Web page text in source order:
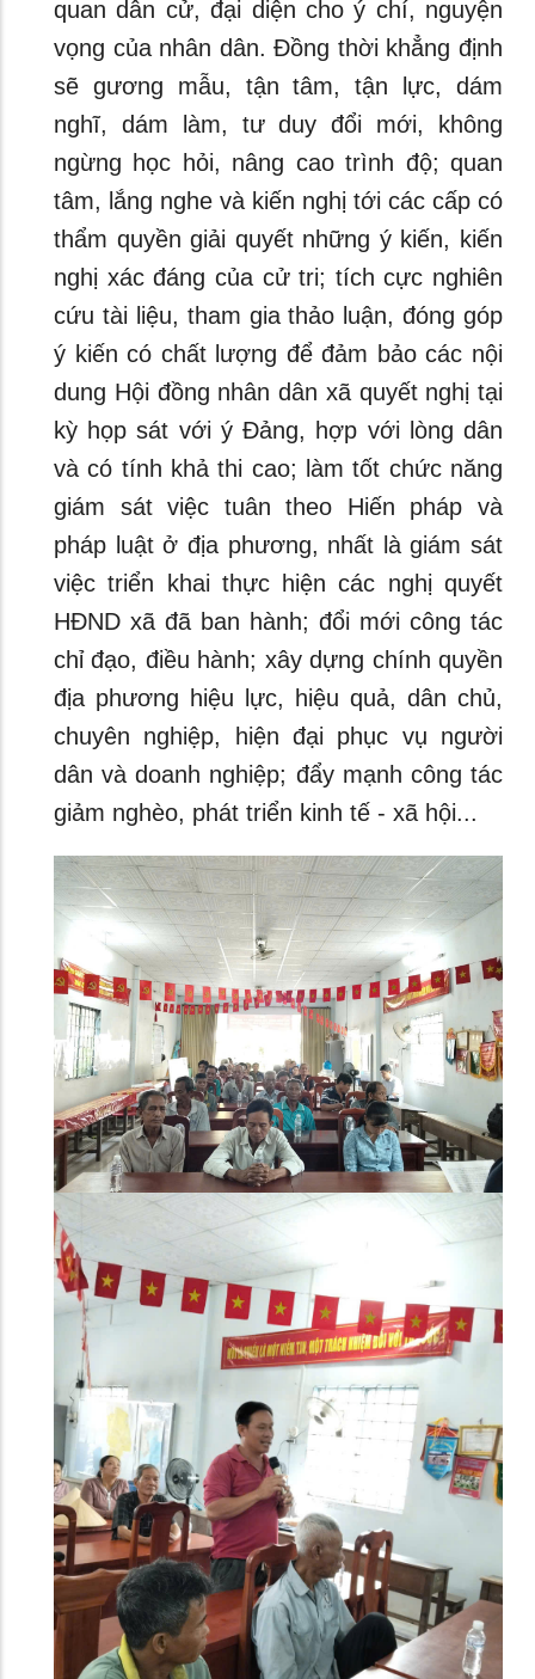
quan dân cử, đại diện cho ý chí, nguyện
vọng của nhân dân. Đồng thời khẳng định
sẽ gương mẫu, tận tâm, tận lực, dám
nghĩ, dám làm, tư duy đổi mới, không
ngừng học hỏi, nâng cao trình độ; quan
tâm, lắng nghe và kiến nghị tới các cấp có
thẩm quyền giải quyết những ý kiến, kiến
nghị xác đáng của cử tri; tích cực nghiên
cứu tài liệu, tham gia thảo luận, đóng góp
ý kiến có chất lượng để đảm bảo các nội
dung Hội đồng nhân dân xã quyết nghị tại
kỳ họp sát với ý Đảng, hợp với lòng dân
và có tính khả thi cao; làm tốt chức năng
giám sát việc tuân theo Hiến pháp và
pháp luật ở địa phương, nhất là giám sát
việc triển khai thực hiện các nghị quyết
HĐND xã đã ban hành; đổi mới công tác
chỉ đạo, điều hành; xây dựng chính quyền
địa phương hiệu lực, hiệu quả, dân chủ,
chuyên nghiệp, hiện đại phục vụ người
dân và doanh nghiệp; đẩy mạnh công tác
giảm nghèo, phát triển kinh tế - xã hội...